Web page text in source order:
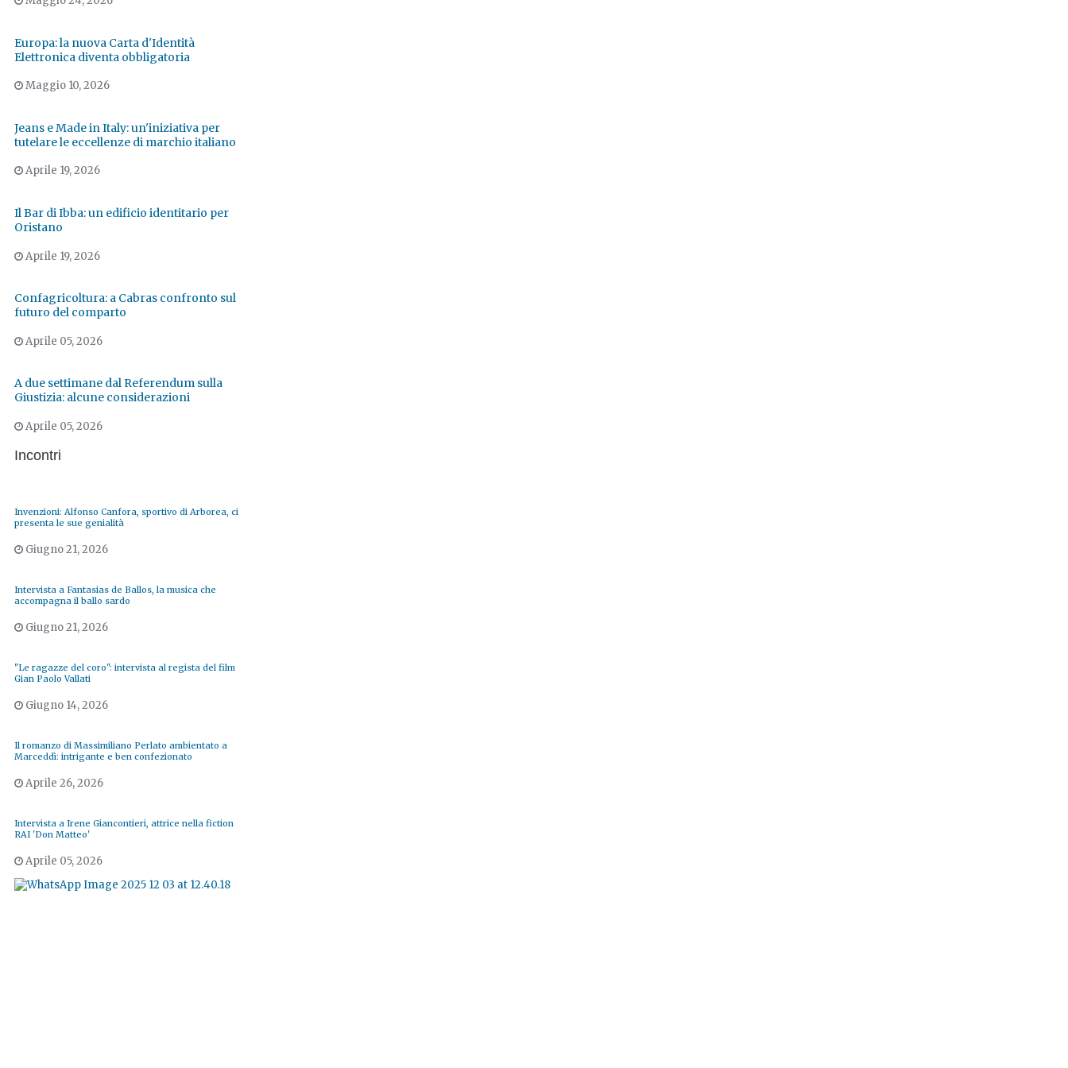
Europa: la nuova Carta d'Identità
Elettronica diventa obbligatoria
Maggio 10, 2026
Jeans e Made in Italy: un'iniziativa per
tutelare le eccellenze di marchio italiano
Aprile 19, 2026
Il Bar di Ibba: un edificio identitario per
Oristano
Aprile 19, 2026
Confagricoltura: a Cabras confronto sul
futuro del comparto
Aprile 05, 2026
A due settimane dal Referendum sulla
Giustizia: alcune considerazioni
Aprile 05, 2026
Incontri
Invenzioni: Alfonso Canfora, sportivo di Arborea, ci
presenta le sue genialità
Giugno 21, 2026
Intervista a Fantasias de Ballos, la musica che
accompagna il ballo sardo
Giugno 21, 2026
"Le ragazze del coro": intervista al regista del film
Gian Paolo Vallati
Giugno 14, 2026
Il romanzo di Massimiliano Perlato ambientato a
Marceddì: intrigante e ben confezionato
Aprile 26, 2026
Intervista a Irene Giancontieri, attrice nella fiction
RAI 'Don Matteo'
Aprile 05, 2026